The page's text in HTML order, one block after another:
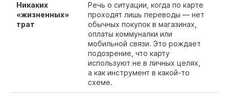
Никаких
«жизненных»
трат
Речь о ситуации, когда по карте
проходят лишь переводы — нет
обычных покупок в магазинах,
оплаты коммуналки или
мобильной связи. Это рождает
подозрение, что карту
используют не в личных целях,
а как инструмент в какой-то
схеме.